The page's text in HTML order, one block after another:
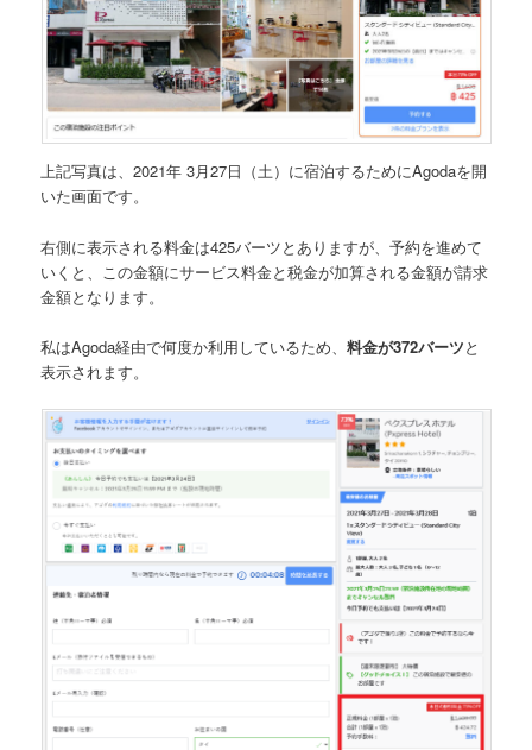
上記写真は、2021年 3月27日（土）に宿泊するためにAgodaを開
いた画面です。
右側に表示される料金は425バーツとありますが、予約を進めて
いくと、この金額にサービス料金と税金が加算される金額が請求
金額となります。
私はAgoda経由で何度か利用しているため、料金が372バーツと
表示されます。